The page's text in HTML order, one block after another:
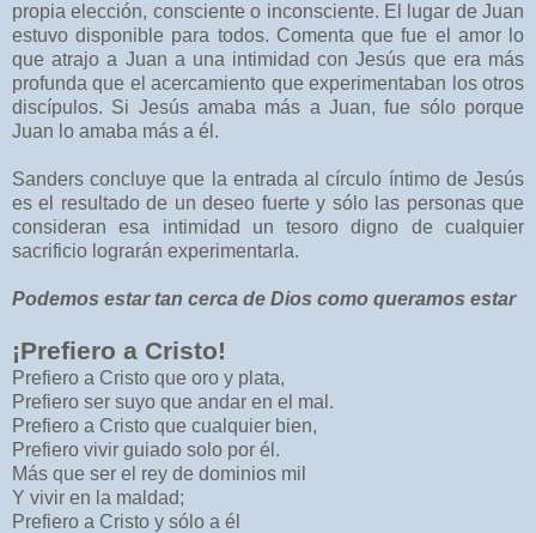
propia elección, consciente o inconsciente. El lugar de Juan
estuvo disponible para todos. Comenta que fue el amor lo
que atrajo a Juan a una intimidad con Jesús que era más
profunda que el acercamiento que experimentaban los otros
discípulos. Si Jesús amaba más a Juan, fue sólo porque
Juan lo amaba más a él.
Sanders concluye que la entrada al círculo íntimo de Jesús
es el resultado de un deseo fuerte y sólo las personas que
consideran esa intimidad un tesoro digno de cualquier
sacrificio lograrán experimentarla.
Podemos estar tan cerca de Dios como queramos estar
¡Prefiero a Cristo!
Prefiero a Cristo que oro y plata,
Prefiero ser suyo que andar en el mal.
Prefiero a Cristo que cualquier bien,
Prefiero vivir guiado solo por él.
Más que ser el rey de dominios mil
Y vivir en la maldad;
Prefiero a Cristo y sólo a él